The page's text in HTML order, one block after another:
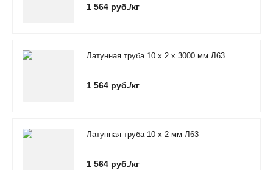
1 564 руб./кг
Латунная труба 10 х 2 х 3000 мм Л63
1 564 руб./кг
Латунная труба 10 х 2 мм Л63
1 564 руб./кг